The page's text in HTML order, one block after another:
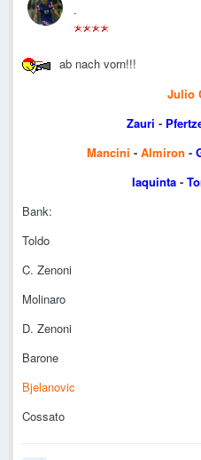
.
ab nach vorn!!!
Julio
Zauri -
Mancini - Almiron -
Iaquinta -
Bank:
Toldo
C. Zenoni
Molinaro
D. Zenoni
Barone
Bjelanovic
Cossato